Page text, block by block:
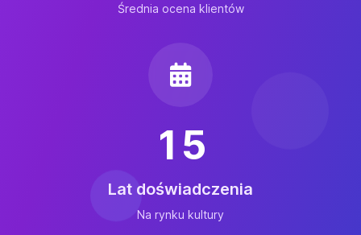
Średnia ocena klientów
15
Lat doświadczenia
Na rynku kultury